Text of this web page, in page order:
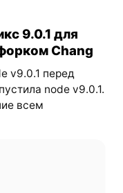
9.0.1 для
Chang
v9.0.1 перед
node v9.0.1.
всем